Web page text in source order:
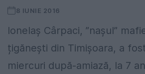
8 IUNIE 2016
Ionelaș Cârpaci, ”nașul”
țigănești din Timișoara, a
miercuri după-amiază, la 7